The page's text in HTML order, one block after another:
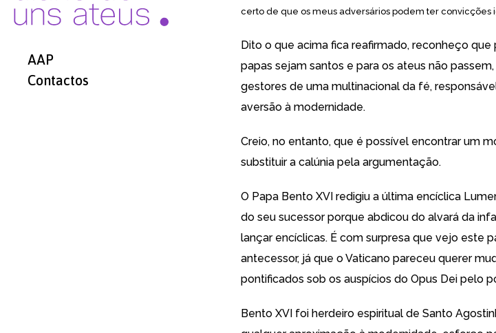
AAP
Contactos
certo de que os meus adversários podem ter convicções
Dito o que acima fica reafirmado, reconheço
papas sejam santos e para os ateus não
gestores de uma multinacional da fé,
aversão à modernidade.
Creio, no entanto, que é possível encontrar um
substituir a calúnia pela argumentação.
O Papa Bento XVI redigiu a última encíclica
do seu sucessor porque abdicou do alvará da
lançar encíclicas. É com surpresa que vejo este
antecessor, já que o Vaticano pareceu querer
pontificados sob os auspícios do Opus Dei pelo
Bento XVI foi herdeiro espiritual de Santo